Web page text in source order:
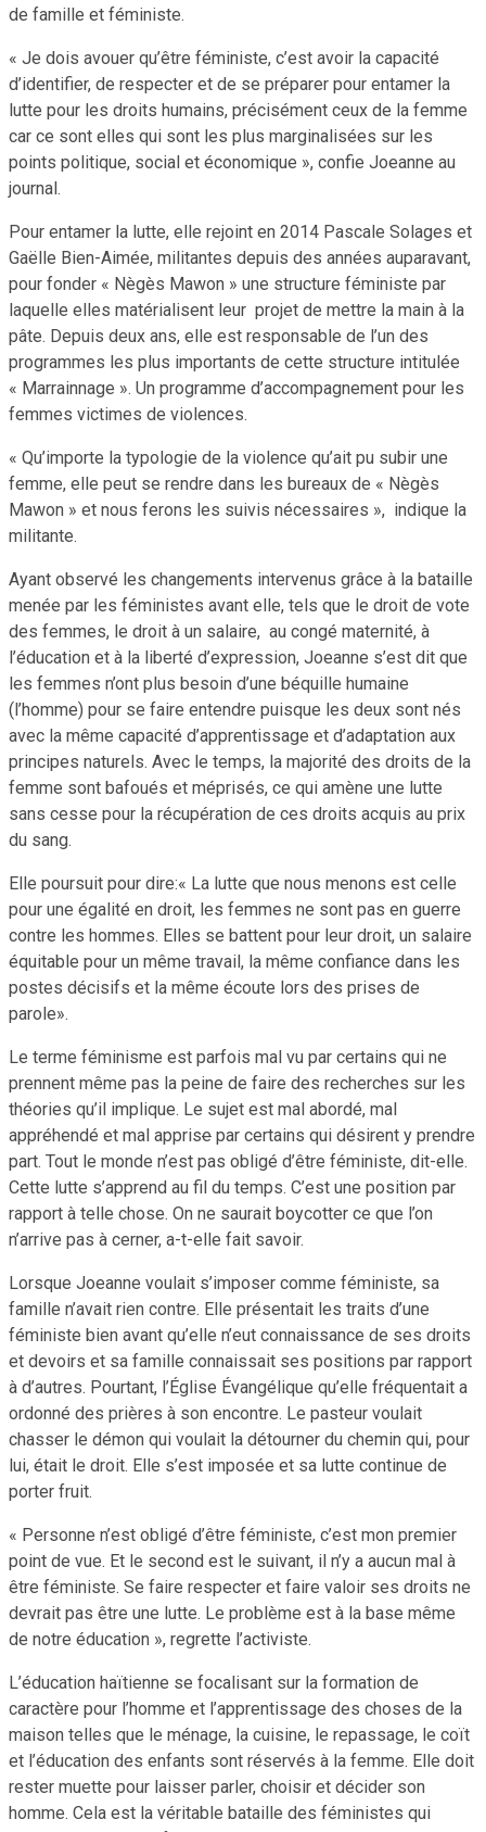
de famille et féministe.
« Je dois avouer qu’être féministe, c’est avoir la capacité
d’identifier, de respecter et de se préparer pour entamer la
lutte pour les droits humains, précisément ceux de la femme
car ce sont elles qui sont les plus marginalisées sur les
points politique, social et économique », confie Joeanne au
journal.
Pour entamer la lutte, elle rejoint en 2014 Pascale Solages et
Gaëlle Bien-Aimée, militantes depuis des années auparavant,
pour fonder « Nègès Mawon » une structure féministe par
laquelle elles matérialisent leur projet de mettre la main à la
pâte. Depuis deux ans, elle est responsable de l’un des
programmes les plus importants de cette structure intitulée
« Marrainnage ». Un programme d’accompagnement pour les
femmes victimes de violences.
« Qu’importe la typologie de la violence qu’ait pu subir une
femme, elle peut se rendre dans les bureaux de « Nègès
Mawon » et nous ferons les suivis nécessaires », indique la
militante.
Ayant observé les changements intervenus grâce à la bataille
menée par les féministes avant elle, tels que le droit de vote
des femmes, le droit à un salaire, au congé maternité, à
l’éducation et à la liberté d’expression, Joeanne s’est dit que
les femmes n’ont plus besoin d’une béquille humaine
(l’homme) pour se faire entendre puisque les deux sont nés
avec la même capacité d’apprentissage et d’adaptation aux
principes naturels. Avec le temps, la majorité des droits de la
femme sont bafoués et méprisés, ce qui amène une lutte
sans cesse pour la récupération de ces droits acquis au prix
du sang.
Elle poursuit pour dire:« La lutte que nous menons est celle
pour une égalité en droit, les femmes ne sont pas en guerre
contre les hommes. Elles se battent pour leur droit, un salaire
équitable pour un même travail, la même confiance dans les
postes décisifs et la même écoute lors des prises de
parole».
Le terme féminisme est parfois mal vu par certains qui ne
prennent même pas la peine de faire des recherches sur les
théories qu’il implique. Le sujet est mal abordé, mal
appréhendé et mal apprise par certains qui désirent y prendre
part. Tout le monde n’est pas obligé d’être féministe, dit-elle.
Cette lutte s’apprend au fil du temps. C’est une position par
rapport à telle chose. On ne saurait boycotter ce que l’on
n’arrive pas à cerner, a-t-elle fait savoir.
Lorsque Joeanne voulait s’imposer comme féministe, sa
famille n’avait rien contre. Elle présentait les traits d’une
féministe bien avant qu’elle n’eut connaissance de ses droits
et devoirs et sa famille connaissait ses positions par rapport
à d’autres. Pourtant, l’Église Évangélique qu’elle fréquentait a
ordonné des prières à son encontre. Le pasteur voulait
chasser le démon qui voulait la détourner du chemin qui, pour
lui, était le droit. Elle s’est imposée et sa lutte continue de
porter fruit.
« Personne n’est obligé d’être féministe, c’est mon premier
point de vue. Et le second est le suivant, il n’y a aucun mal à
être féministe. Se faire respecter et faire valoir ses droits ne
devrait pas être une lutte. Le problème est à la base même
de notre éducation », regrette l’activiste.
L’éducation haïtienne se focalisant sur la formation de
caractère pour l’homme et l’apprentissage des choses de la
maison telles que le ménage, la cuisine, le repassage, le coït
et l’éducation des enfants sont réservés à la femme. Elle doit
rester muette pour laisser parler, choisir et décider son
homme. Cela est la véritable bataille des féministes qui